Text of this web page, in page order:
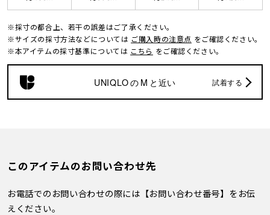
※採寸の都合上、若干の誤差はご了承ください。
※サイズの採寸方法などについては ご購入時の注意点 をご確認ください。
※本アイテムの採寸基準については こちら をご確認ください。
UNIQLOの M と近い 試着する
このアイテムのお問い合わせ先
お電話でのお問い合わせの際には【お問い合わせ番号】をお伝
えください。